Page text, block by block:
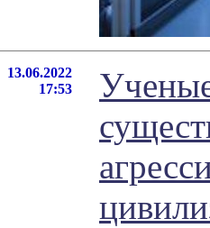
13.06.2022
17:53